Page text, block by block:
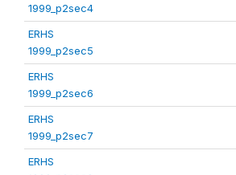
1999_p2sec4
ERHS
1999_p2sec5
ERHS
1999_p2sec6
ERHS
1999_p2sec7
ERHS